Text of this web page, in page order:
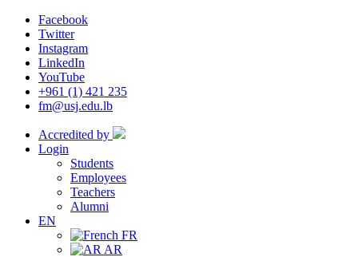
Facebook
Twitter
Instagram
LinkedIn
YouTube
+961 (1) 421 235
fm@usj.edu.lb
Accredited by
Login
Students
Employees
Teachers
Alumni
EN
FR
AR